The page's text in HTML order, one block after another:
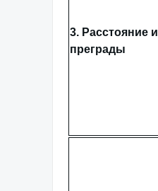
3. Расстояние и
преграды